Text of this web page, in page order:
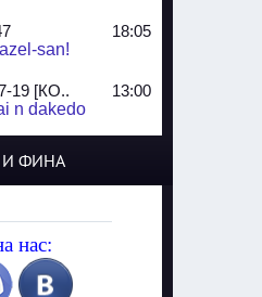
18:05
san!
19 [КО..
13:00
n dakedo
ФИНА
нас: